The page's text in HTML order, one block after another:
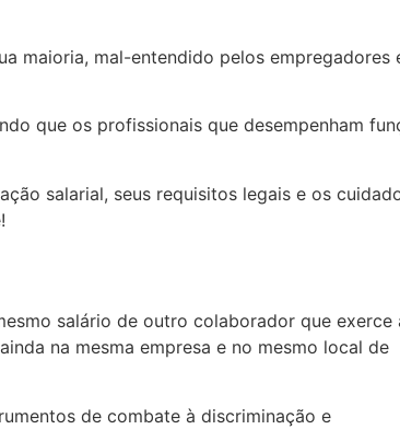
maioria, mal-entendido pelos empregadores
que os profissionais que desempenham
salarial, seus requisitos legais e os
salário de outro colaborador que exerce
na mesma empresa e no mesmo local de
de combate à discriminação e